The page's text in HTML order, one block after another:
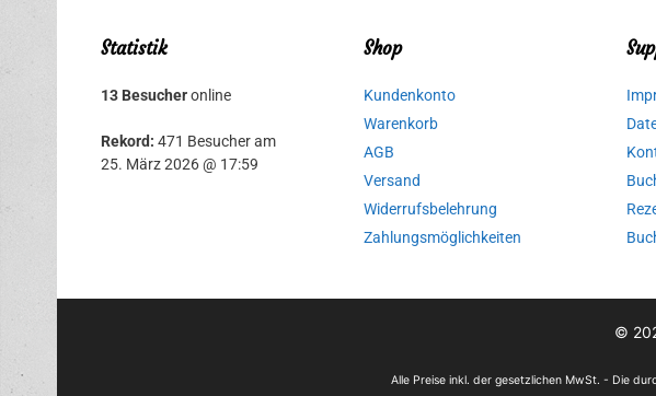
Statistik
13 Besucheronline
Rekord: 471 Besucher am
25. März 2026 @ 17:59
Shop
Kundenkonto
Warenkorb
AGB
Versand
Widerrufsbelehrung
Zahlungsmöglichkeiten
©
Alle Preise inkl. der gesetzlichen MwSt. - Die